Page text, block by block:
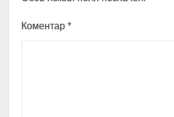
Коментар *